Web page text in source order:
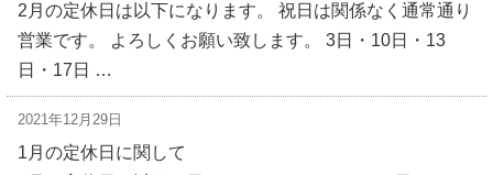
2月の定休日は以下になります。 祝日は関係なく通常通り
営業です。 よろしくお願い致します。 3日・10日・13
日・17日 …
2021年12月29日
1月の定休日に関して